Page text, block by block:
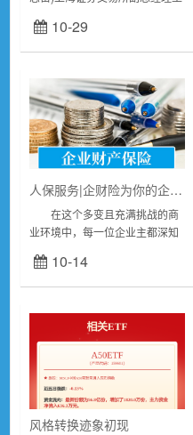
·2024上海苏河湾大会上表示，
从全球范围来看，ETF(交易型开
10-29
人保服务|企财险为你的企业护航
在这个多变且充满挑战的商
业环境中，每一位企业主都深知
是天灾还是人祸，任何突发事件
都可能给企业的正常运营带来不
10-14
风格转换迹象初现